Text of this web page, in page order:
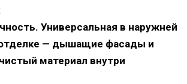
Универсальная в наружней
— дышащие фасады и
материал внутри